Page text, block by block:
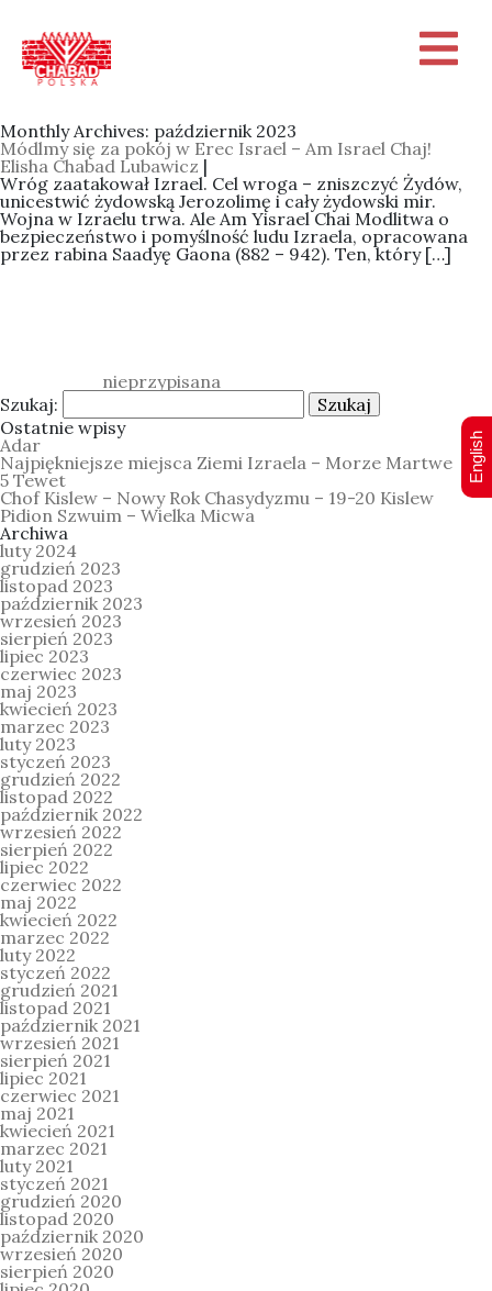
Monthly Archives: październik 2023
Módlmy się za pokój w Erec Israel – Am Israel Chaj!
Elisha Chabad Lubawicz |
Wróg zaatakował Izrael. Cel wroga – zniszczyć Żydów,
unicestwić żydowską Jerozolimę i cały żydowski mir.
Wojna w Izraelu trwa. Ale Am Yisrael Chai Modlitwa o
bezpieczeństwo i pomyślność ludu Izraela, opracowana
przez rabina Saadyę Gaona (882 – 942). Ten, który […]
nieprzypisana
Szukaj:
Ostatnie wpisy
Adar
Najpiękniejsze miejsca Ziemi Izraela – Morze Martwe
5 Tewet
Chof Kislew – Nowy Rok Chasydyzmu – 19-20 Kislew
Pidion Szwuim – Wielka Micwa
Archiwa
luty 2024
grudzień 2023
listopad 2023
październik 2023
wrzesień 2023
sierpień 2023
lipiec 2023
czerwiec 2023
maj 2023
kwiecień 2023
marzec 2023
luty 2023
styczeń 2023
grudzień 2022
listopad 2022
październik 2022
wrzesień 2022
sierpień 2022
lipiec 2022
czerwiec 2022
maj 2022
kwiecień 2022
marzec 2022
luty 2022
styczeń 2022
grudzień 2021
listopad 2021
październik 2021
wrzesień 2021
sierpień 2021
lipiec 2021
czerwiec 2021
maj 2021
kwiecień 2021
marzec 2021
luty 2021
styczeń 2021
grudzień 2020
listopad 2020
październik 2020
wrzesień 2020
sierpień 2020
English